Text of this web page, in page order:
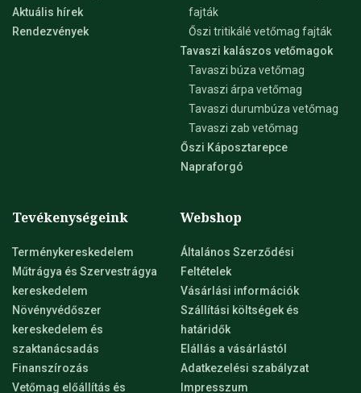
Aktuális hírek
Rendezvények
fajták
Őszi tritikálé vetőmag fajták
Tavaszi kalászos vetőmagok
Tavaszi búza vetőmag
Tavaszi árpa vetőmag
Tavaszi durumbúza vetőmag
Tavaszi zab vetőmag
Őszi Káposztarepce
Napraforgó
Tevékenységeink
Terménykereskedelem
Műtrágya és Szervestrágya
kereskedelem
Növényvédőszer
kereskedelem és
szaktanácsadás
Finanszírozás
Vetőmag előállítás és
Webshop
Általános Szerződési
Feltételek
Vásárlási információk
Szállítási költségek és
határidők
Elállás a vásárlástól
Adatkezelési szabályzat
Impresszum